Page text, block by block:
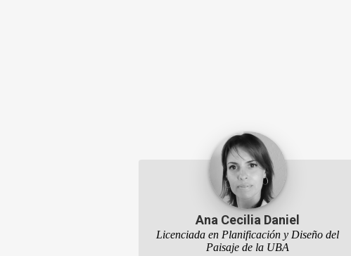
Ana Cecilia Daniel
Licenciada en Planificación y Diseño del
Paisaje de la UBA